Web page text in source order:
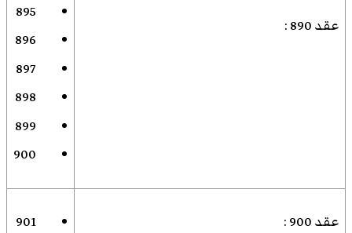
عقد 890 :
895
896
897
898
899
900
عقد 900 :
901